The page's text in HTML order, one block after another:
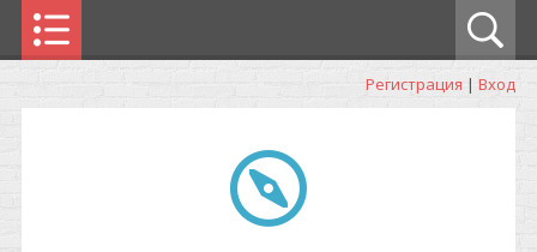
Регистрация | Вход